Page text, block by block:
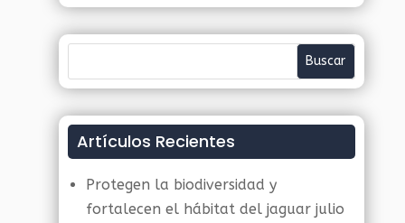
Artículos Recientes
Protegen la biodiversidad y
fortalecen el hábitat del jaguar julio